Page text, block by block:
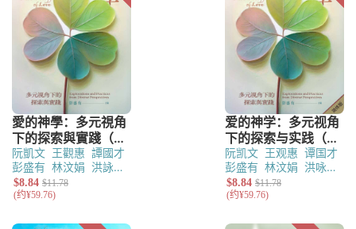
阮凱文 王觀惠 譚國才
彭盛有 林汶娟 洪詠茹
黃麗慧
阮凯文 王观惠 谭国才
彭盛有 林汶娟 洪咏茹
黄丽慧